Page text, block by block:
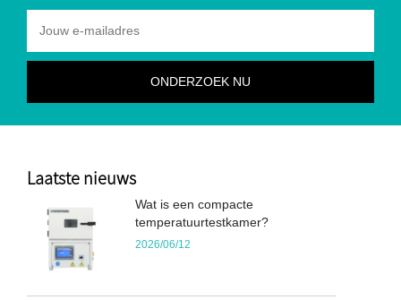
Laatste nieuws
Wat is een compacte
temperatuurtestkamer?
2026/06/12